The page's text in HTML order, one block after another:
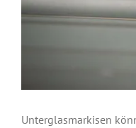
Unterglasmarkisen